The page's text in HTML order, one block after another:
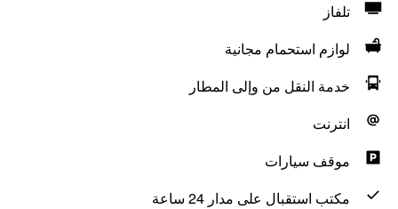
تلفاز
لوازم استحمام مجانية
خدمة النقل من وإلى المطار
انترنت
موقف سيارات
مكتب استقبال على مدار 24 ساعة